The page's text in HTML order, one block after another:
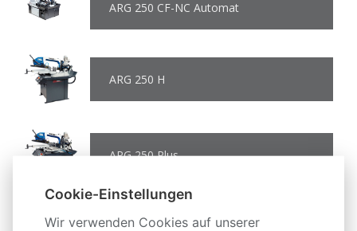
ARG 250 CF-NC Automat
ARG 250 H
ARG 250 Plus
Cookie-Einstellungen
Wir verwenden Cookies auf unserer